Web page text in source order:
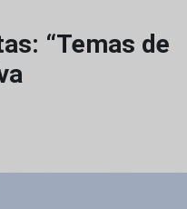
“Temas de